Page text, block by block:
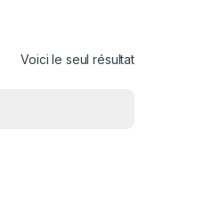
Voici le seul résultat